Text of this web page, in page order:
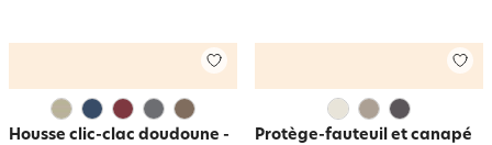
Housse clic-clac doudoune -
Protège-fauteuil et canapé